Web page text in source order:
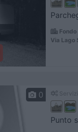
Fondo
Via Lago
0
Punto